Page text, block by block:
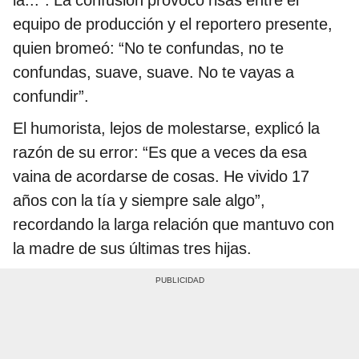
equipo de producción y el reportero presente,
quien bromeó: “No te confundas, no te
confundas, suave, suave. No te vayas a
confundir”.
El humorista, lejos de molestarse, explicó la
razón de su error: “Es que a veces da esa
vaina de acordarse de cosas. He vivido 17
años con la tía y siempre sale algo”,
recordando la larga relación que mantuvo con
la madre de sus últimas tres hijas.